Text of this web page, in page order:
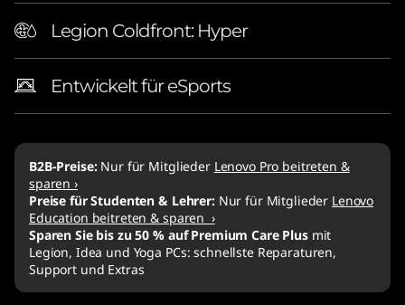
Legion Coldfront: Hyper
Entwickelt für eSports
B2B-Preise: Nur für Mitglieder Lenovo Pro beitreten &
sparen ›
Preise für Studenten & Lehrer: Nur für Mitglieder Lenovo
Education beitreten & sparen ›
Sparen Sie bis zu 50 % auf Premium Care Plusmit
Legion, Idea und Yoga PCs: schnellste Reparaturen,
Support und Extras